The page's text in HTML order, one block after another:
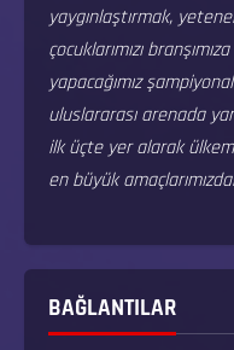
yaygınlaştırmak,
çocuklarımızı
yapacağımız
uluslararası arenada
ilk üçte yer alarak
en büyük
BAĞLANTILAR